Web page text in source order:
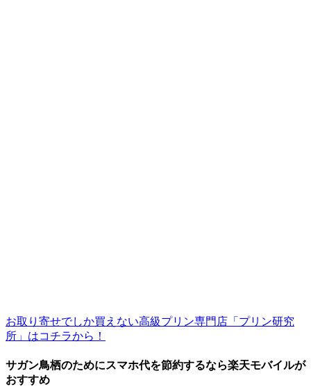
お取り寄せでしか買えない高級プリン専門店「プリン研究
所」はコチラから！
サガン鳥栖のためにスマホ代を節約するなら楽天モバイルが
おすすめ